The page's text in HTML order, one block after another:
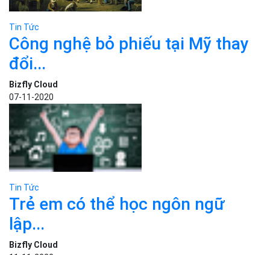
Ngụy trang cột phát sóng 5G để
bảo...
Bizfly Cloud
26-10-2020
Tin Tức
Công nghệ bỏ phiếu tại Mỹ thay
đổi...
Bizfly Cloud
07-11-2020